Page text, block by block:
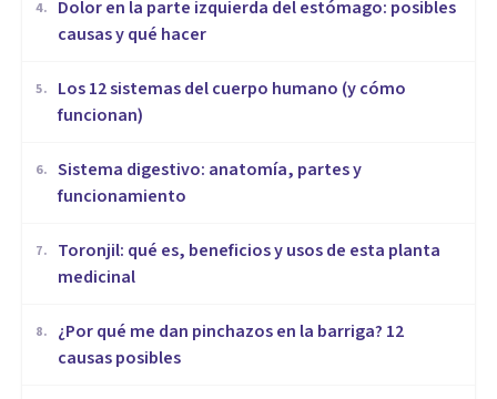
4.
Dolor en la parte izquierda del estómago: posibles
causas y qué hacer
5.
Los 12 sistemas del cuerpo humano (y cómo
funcionan)
6. Sistema digestivo: anatomía, partes y
funcionamiento
7.
Toronjil: qué es, beneficios y usos de esta planta
medicinal
8.
¿Por qué me dan pinchazos en la barriga? 12
causas posibles